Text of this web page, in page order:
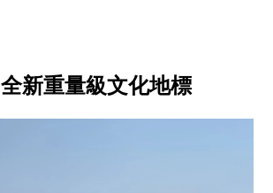
新重量級文化地標